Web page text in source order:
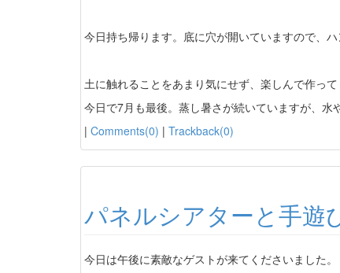
今日持ち帰ります。底に穴が開いていますので、ハ
土に触れることをあまり気にせず、楽しんで作って
今日で7月も最後。蒸し暑さが続いていますが、水
| Comments(0) | Trackback(0)
パネルシアターと手
今日は午後に素敵なゲストが来てくださいました。